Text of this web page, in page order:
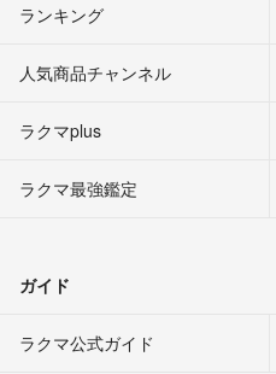
ランキング
人気商品チャンネル
ラクマplus
ラクマ最強鑑定
ガイド
ラクマ公式ガイド